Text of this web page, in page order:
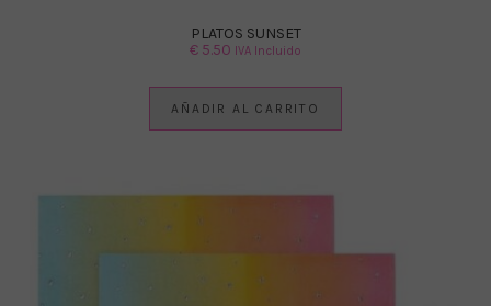
PLATOS SUNSET
€ 5.50 IVA Incluido
AÑADIR AL CARRITO